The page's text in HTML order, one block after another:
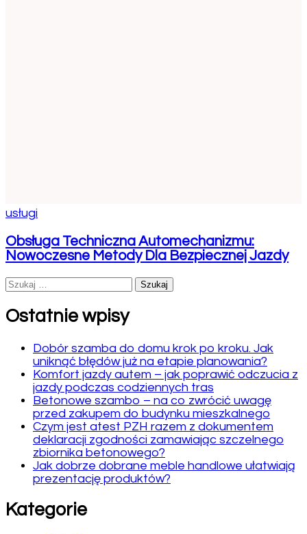
usługi
Obsługa Techniczna Automechanizmu:
Nowoczesne Metody Dla Bezpiecznej Jazdy
Szukaj:
Ostatnie wpisy
Dobór szamba do domu krok po kroku. Jak
uniknąć błędów już na etapie planowania?
Komfort jazdy autem – jak poprawić odczucia z
jazdy podczas codziennych tras
Betonowe szambo – na co zwrócić uwagę
przed zakupem do budynku mieszkalnego
Czym jest atest PZH razem z dokumentem
deklaracji zgodności zamawiając szczelnego
zbiornika betonowego?
Jak dobrze dobrane meble handlowe ułatwiają
prezentację produktów?
Kategorie